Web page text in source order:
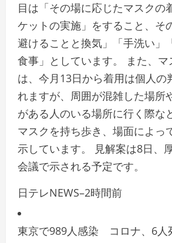
目は「その場に応じたマスクの
ケットの実施」をすること、そ
避けることと換気」「手洗い」
食事」としています。 また、マ
は、今月13日から着用は個人の
れますが、周囲が混雑した場所
がある人のいる場所に行く際な
マスクを持ち歩き、場面によっ
示しています。 見解案は8日、
会議で示される予定です。
日テレNEWS–2時間前
東京で989人感染 コロナ、6人